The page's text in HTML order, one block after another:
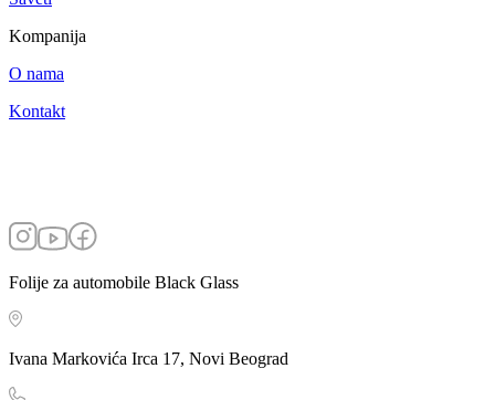
Kompanija
O nama
Kontakt
Folije za automobile Black Glass
Ivana Markovića Irca 17, Novi Beograd